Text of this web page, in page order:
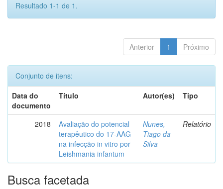
Resultado 1-1 de 1.
Anterior 1 Próximo
Conjunto de itens:
Data do
documento
Título Autor(es) Tipo
2018
Avaliação do potencial
terapêutico do 17-AAG
na infecção in vitro por
Leishmania infantum
Nunes,
Tiago da
Silva
Relatório
Busca facetada